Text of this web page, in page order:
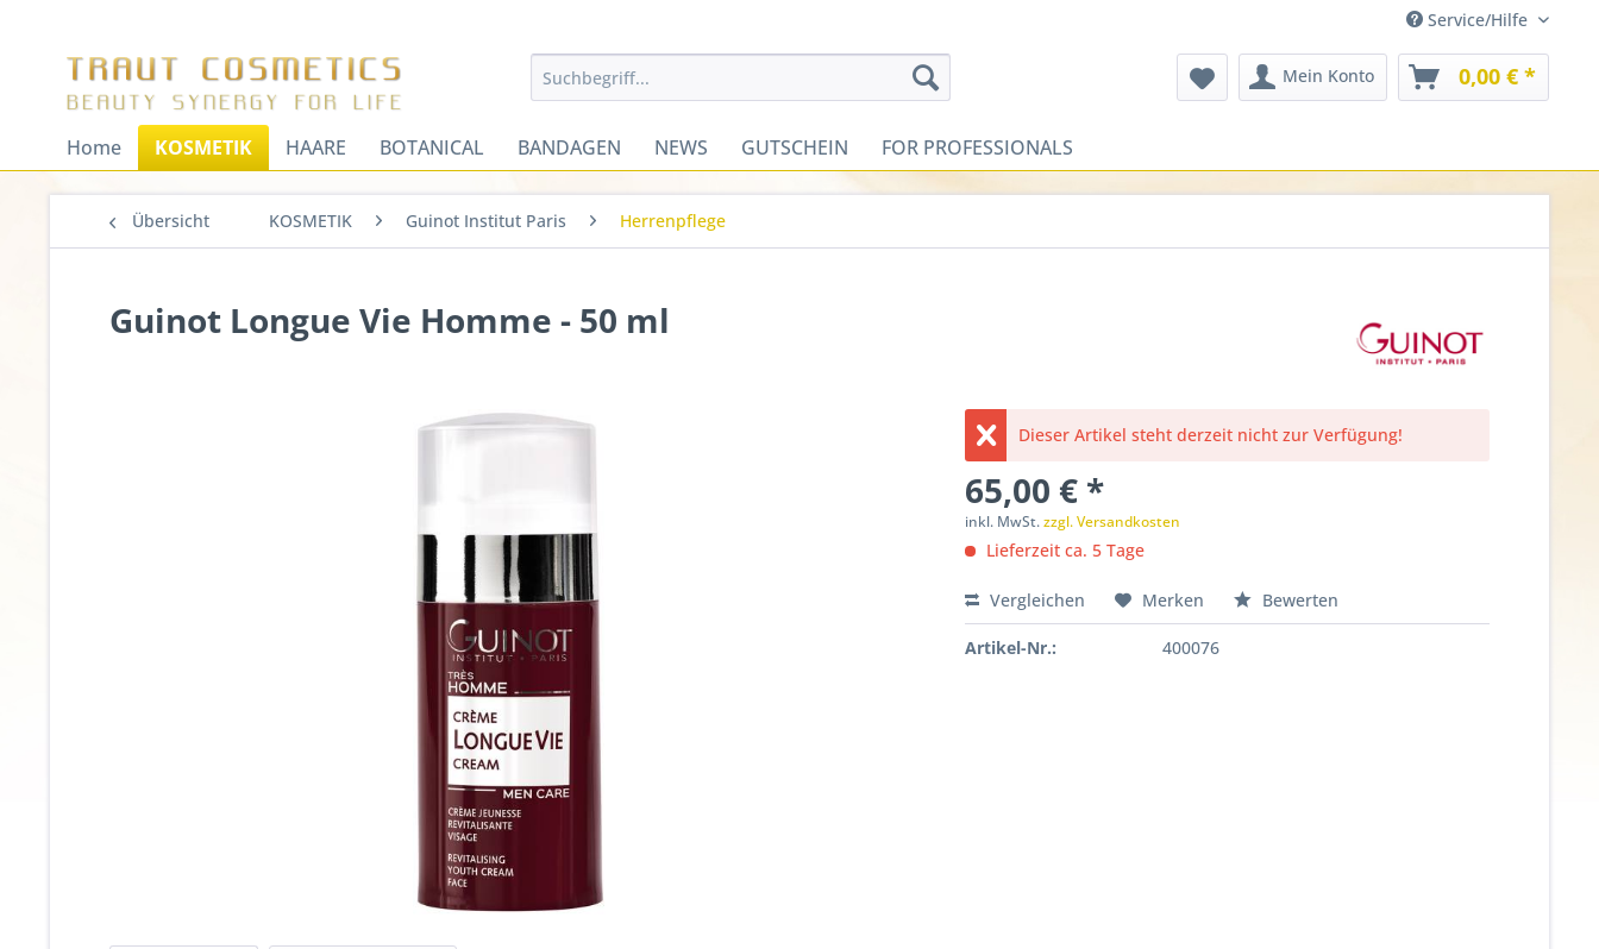
Service/Hilfe
Mein Konto 0,00 € *
Home KOSMETIK HAARE BOTANICAL BANDAGEN NEWS GUTSCHEIN FOR PROFESSIONALS
Übersicht KOSMETIK Guinot Institut Paris Herrenpflege
Guinot Longue Vie Homme - 50 ml
Dieser Artikel steht derzeit nicht zur Verfügung!
65,00 € *
inkl. MwSt.zzgl. Versandkosten
Lieferzeit ca. 5 Tage
Vergleichen Merken Bewerten
Artikel-Nr.: 400076